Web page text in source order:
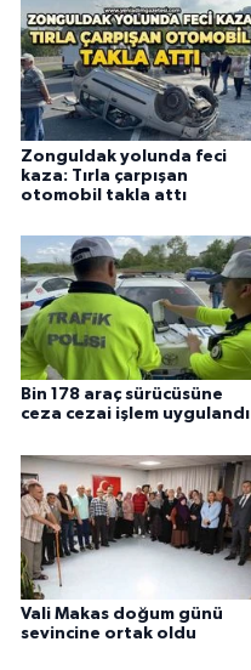
Zonguldak yolunda feci
kaza: Tırla çarpışan
otomobil takla attı
Bin 178 araç sürücüsüne
ceza cezai işlem uygulandı
Vali Makas doğum günü
sevincine ortak oldu